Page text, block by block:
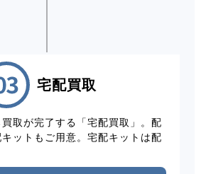
宅配買取
取が完了する「宅配買取」。配
ットもご用意。宅配キットは配